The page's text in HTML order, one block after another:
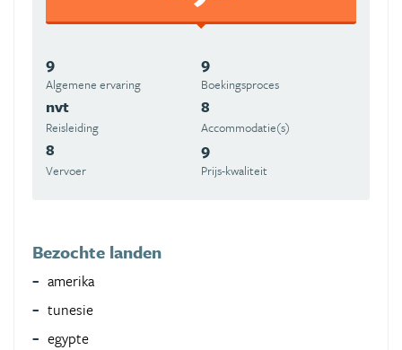
9
Algemene ervaring
9
Boekingsproces
nvt
Reisleiding
8
Accommodatie(s)
8
Vervoer
9
Prijs-kwaliteit
Bezochte landen
amerika
tunesie
egypte